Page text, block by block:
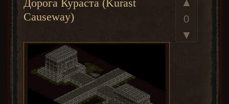
0
▼
Дорога Кураста (Kurast
Causeway)